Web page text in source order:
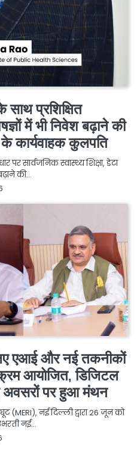
साथ प्रशिक्षित
में भी निवेश बढ़ाने की
कुलपति
सार्वजनिक स्वास्थ्य शिक्षा, डेटा
की…
एआई और नई तकनीकों
आयोजित, डिजिटल
अवसरों पर हुआ मंथन
नई दिल्ली द्वारा 26 जून को
नई…